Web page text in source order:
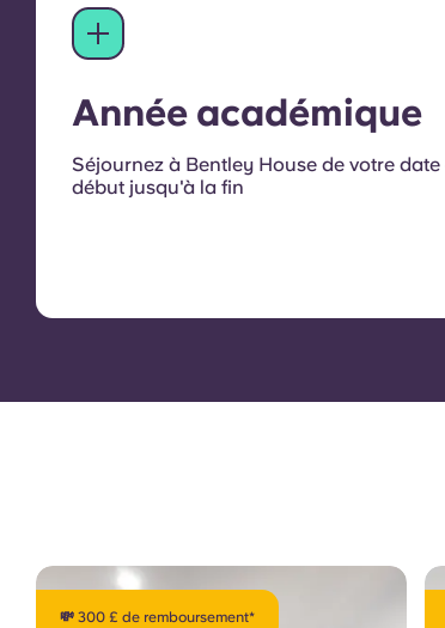
Année académique
Séjournez à Bentley House de votre date
début jusqu'à la fin
💸 300 £ de remboursement*